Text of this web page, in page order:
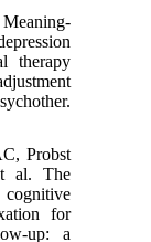
therapy
Probst
al. The
for
up: a